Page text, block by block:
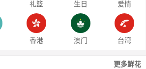
礼篮 生日 爱情
香港 澳门 台湾
更多鲜花